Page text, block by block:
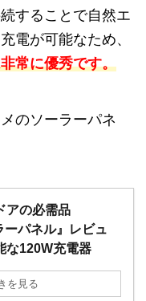
することで自然エ
電が可能なため、
常に優秀です。
のソーラーパネ
アの必需品
ーパネル』レビュ
な120W充電器
を見る